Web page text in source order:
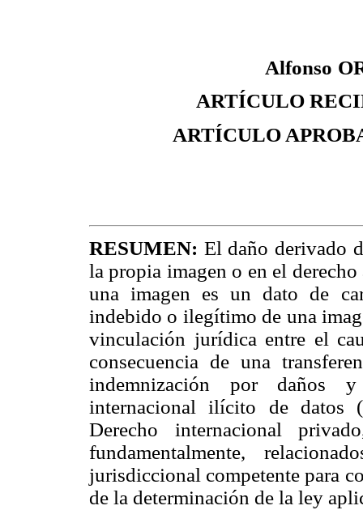
Alfonso
ARTÍCULO
ARTÍCULO
RESUMEN: El daño derivado
la propia imagen o en el
una imagen es un dato de
indebido o ilegítimo de una
vinculación jurídica entre el
consecuencia de una
indemnización por daños
internacional ilícito de datos
Derecho internacional
fundamentalmente,
jurisdiccional competente para
de la determinación de la ley